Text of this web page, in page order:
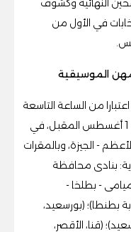
الانتخابات في الأول من
الموسيقية
من الساعة التاسعة
صباحا وحتى الساعة الخامسة مساء، يوم 1 أغسطس المقبل، في
- الجيزة، وبالمقرات
بنادى محافظة
- بطلخا -
بطنطا)؛ (بورسعيد،
(قنا، الأقصر،